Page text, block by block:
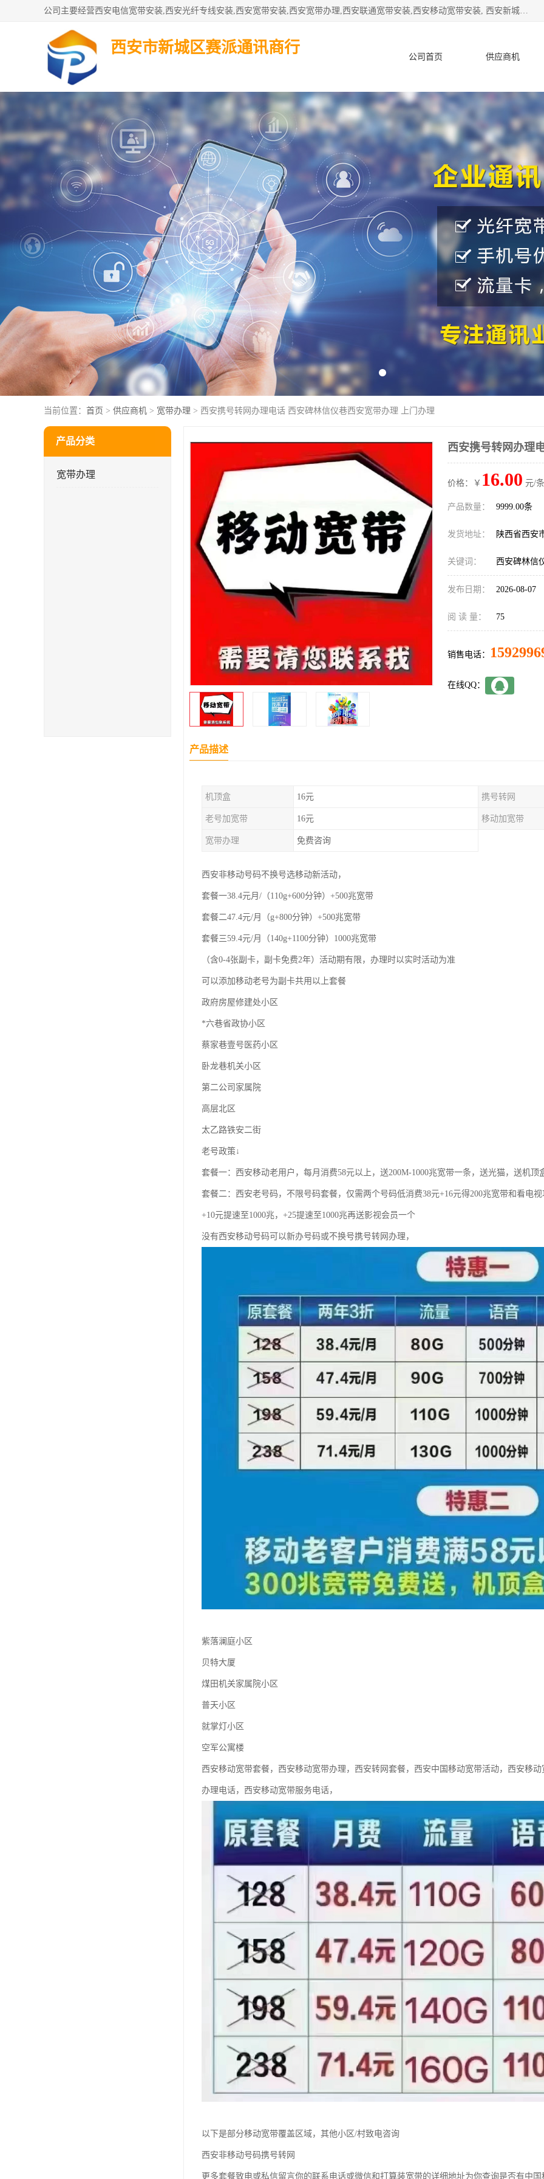
公司主要经营西安电信宽带安装,西安光纤专线安装,西安宽带安装,西安宽带办理,西安联通宽带安装,西安移动宽带安装, 西安新城赛派通讯商行从事西安地区的联通，移动，电信宽带安装，光纤专线安装，宽带办理等业务
西安市新城区赛派通讯商行
公司首页 供应商机
产品知识 客户案例
当前位置： 首页 > 供应商机 > 宽带办理 > 西安携号转网办理电话 西安碑林信仪巷西安宽带办理 上门办理
产品分类
宽带办理
西安携号转网办理
价格：￥ 16.00 元/
产品数量： 9999.00条
发货地址： 陕西省西安
关键词： 西安碑林信
发布日期： 2026-08-07
阅 读 量： 75
销售电话：
在线QQ：
产品描述
机顶盒 16元 携号转网
老号加宽带 16元 移动加宽带
宽带办理 免费咨询
西安非移动号码不换号选移动新活动，
套餐一38.4元月/（110g+600分钟）+500兆宽带
套餐二47.4元/月（g+800分钟）+500兆宽带
套餐三59.4元/月（140g+1100分钟）1000兆宽带
（含0-4张副卡，副卡免费2年）活动期有限，办理时以实时活动为准
可以添加移动老号为副卡共用以上套餐
政府房屋修建处小区
*六巷省政协小区
蔡家巷壹号医药小区
卧龙巷机关小区
第二公司家属院
高层北区
太乙路铁安二街
老号政策↓
套餐一：西安移动老用户，每月消费58元以上，送200M-1000兆宽带一条，送光猫，送机顶
套餐二：西安老号码，不限号码套餐，仅需两个号码低消费38元+16元得200兆宽带和看电视
+10元提速至1000兆，+25提速至1000兆再送影视会员一个
没有西安移动号码可以新办号码或不换号携号转网办理，
紫落澜庭小区
贝特大厦
煤田机关家属院小区
普天小区
就掌灯小区
空军公寓楼
西安移动宽带套餐，西安移动宽带办理，西安转网套餐，西安中国移动宽带活动，西安移
办理电话，西安移动宽带服务电话，
以下是部分移动宽带覆盖区域，其他小区/村致电咨询
西安非移动号码携号转网
更多套餐致电或私信留言你的联系电话或微信和打算装宽带的详细地址为你查询是否有中